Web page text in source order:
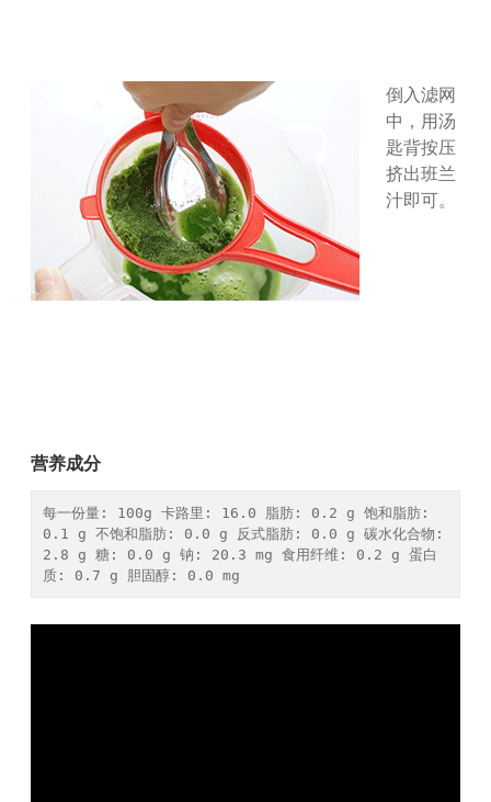
倒入滤网
中，用汤
匙背按压
挤出班兰
汁即可。
营养成分
每一份量: 100g 卡路里: 16.0 脂肪: 0.2 g 饱和脂肪:
0.1 g 不饱和脂肪: 0.0 g 反式脂肪: 0.0 g 碳水化合物:
2.8 g 糖: 0.0 g 钠: 20.3 mg 食用纤维: 0.2 g 蛋白
质: 0.7 g 胆固醇: 0.0 mg